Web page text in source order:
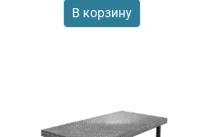
В корзину